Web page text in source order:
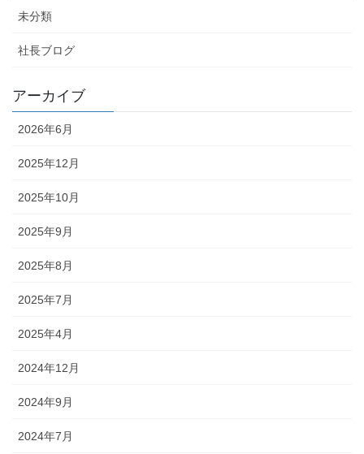
未分類
社長ブログ
アーカイブ
2026年6月
2025年12月
2025年10月
2025年9月
2025年8月
2025年7月
2025年4月
2024年12月
2024年9月
2024年7月